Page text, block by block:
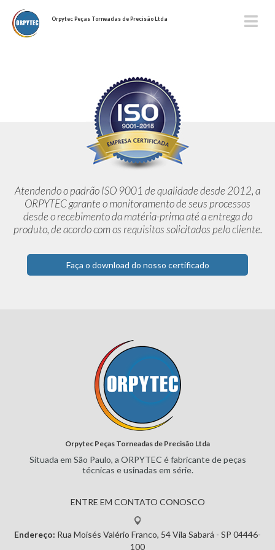
Orpytec Peças Torneadas de Precisão Ltda
Atendendo o padrão ISO 9001 de qualidade desde 2012,a
ORPYTEC garante o monitoramento de seus processos
desde orecebimento da matéria-prima até a entrega do
produto, de acordocom os requisitos solicitados pelo cliente.
Faça o download do nosso certificado
Orpytec Peças Torneadas de Precisão Ltda
Situada em São Paulo, a ORPYTEC é fabricante de peças
técnicas eusinadas em série.
ENTRE EM CONTATO CONOSCO
Endereço: Rua Moisés Valério Franco, 54Vila Sabará - SP 04446-
100